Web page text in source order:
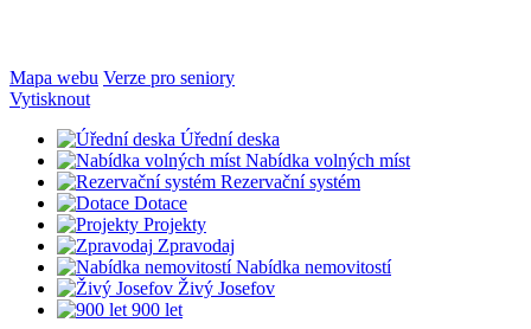
Mapa webu Verze pro seniory
Vytisknout
Úřední deska
Nabídka volných míst
Rezervační systém
Dotace
Projekty
Zpravodaj
Nabídka nemovitostí
Živý Josefov
900 let